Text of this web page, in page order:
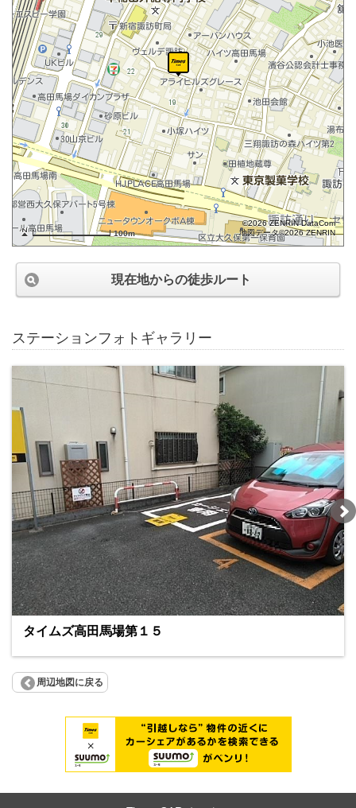
100m
©2026 ZENRIN DataCom
地図データ©2026 ZENRIN
現在地からの徒歩ルート
ステーションフォトギャラリー
タイムズ高田馬場第１５
周辺地図に戻る